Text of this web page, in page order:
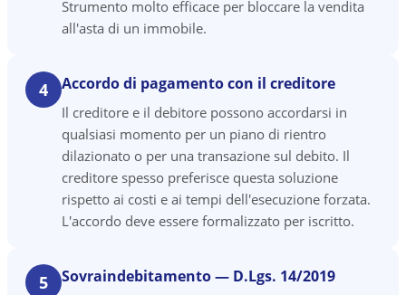
Strumento molto efficace per bloccare la vendita
all'asta di un immobile.
4 Accordo di pagamento con il creditore
Il creditore e il debitore possono accordarsi in
qualsiasi momento per un piano di rientro
dilazionato o per una transazione sul debito. Il
creditore spesso preferisce questa soluzione
rispetto ai costi e ai tempi dell'esecuzione forzata.
L'accordo deve essere formalizzato per iscritto.
5 Sovraindebitamento — D.Lgs. 14/2019